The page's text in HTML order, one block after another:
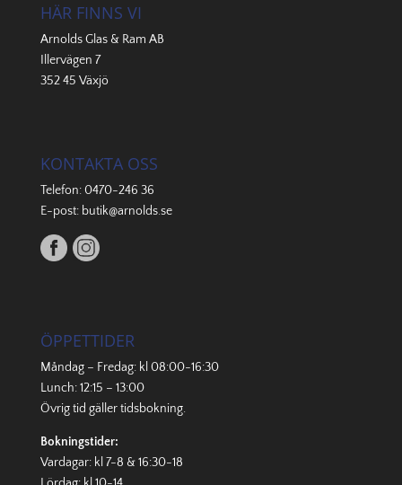
HÄR FINNS VI
Arnolds Glas & Ram AB
Illervägen 7
352 45 Växjö
KONTAKTA OSS
Telefon:0470-246 36
E-post: butik@arnolds.se
ÖPPETTIDER
Måndag – Fredag: kl 08:00-16:30
Lunch: 12:15 – 13:00
Övrig tid gällertidsbokning.
Bokningstider:
Vardagar: kl 7-8 & 16:30-18